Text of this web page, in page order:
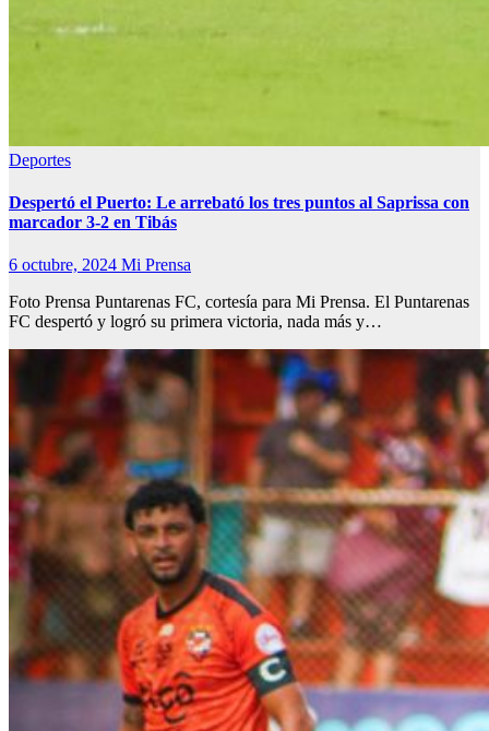
Deportes
Despertó el Puerto: Le arrebató los tres puntos al Saprissa con
marcador 3-2 en Tibás
6 octubre, 2024 Mi Prensa
Foto Prensa Puntarenas FC, cortesía para Mi Prensa. El Puntarenas
FC despertó y logró su primera victoria, nada más y…